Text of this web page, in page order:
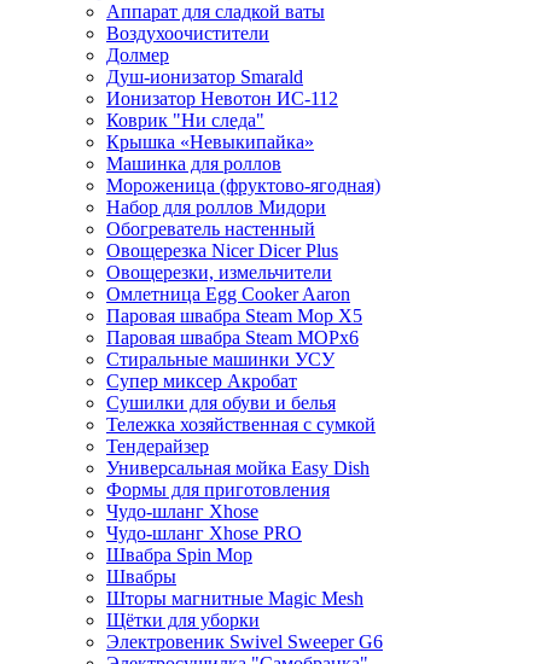
Аппарат для сладкой ваты
Воздухоочистители
Долмер
Душ-ионизатор Smarald
Ионизатор Невотон ИС-112
Коврик "Ни следа"
Крышка «Невыкипайка»
Машинка для роллов
Мороженица (фруктово-ягодная)
Набор для роллов Мидори
Обогреватель настенный
Овощерезка Nicer Dicer Plus
Овощерезки, измельчители
Омлетница Egg Сooker Aaron
Паровая швабра Steam Mop X5
Паровая швабра Steam MOPх6
Стиральные машинки УСУ
Супер миксер Акробат
Сушилки для обуви и белья
Тележка хозяйственная с сумкой
Тендерайзер
Универсальная мойка Easy Dish
Формы для приготовления
Чудо-шланг Xhose
Чудо-шланг Xhose PRO
Швабра Spin Mop
Швабры
Шторы магнитные Magic Mesh
Щётки для уборки
Электровеник Swivel Sweeper G6